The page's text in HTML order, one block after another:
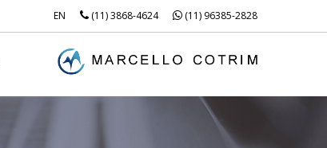
EN (11) 3868-4624 (11) 96385-2828